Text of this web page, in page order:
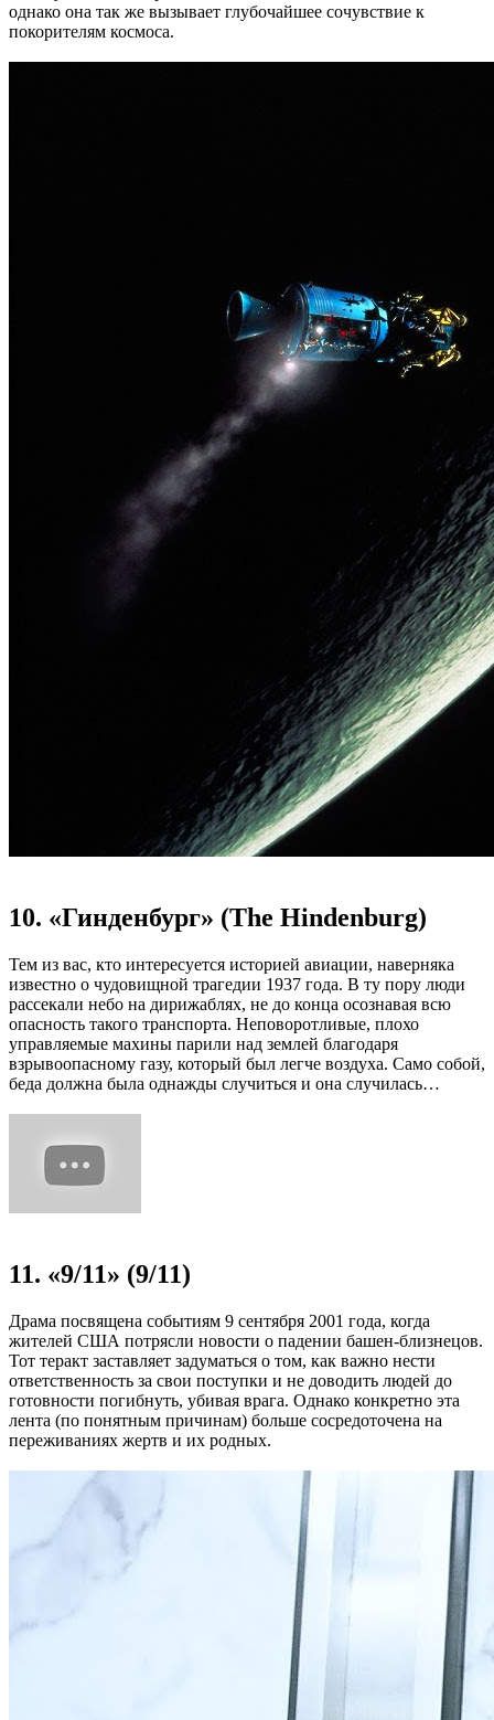
однако она так же вызывает глубочайшее сочувствие к
покорителям космоса.
10. «Гинденбург» (The Hindenburg)
Тем из вас, кто интересуется историей авиации, наверняка
известно о чудовищной трагедии 1937 года. В ту пору люди
рассекали небо на дирижаблях, не до конца осознавая всю
опасность такого транспорта. Неповоротливые, плохо
управляемые махины парили над землей благодаря
взрывоопасному газу, который был легче воздуха. Само собой,
беда должна была однажды случиться и она случилась…
11. «9/11» (9/11)
Драма посвящена событиям 9 сентября 2001 года, когда
жителей США потрясли новости о падении башен-близнецов.
Тот теракт заставляет задуматься о том, как важно нести
ответственность за свои поступки и не доводить людей до
готовности погибнуть, убивая врага. Однако конкретно эта
лента (по понятным причинам) больше сосредоточена на
переживаниях жертв и их родных.